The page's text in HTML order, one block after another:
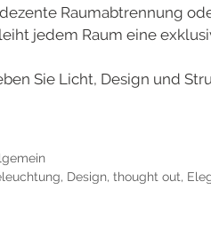
Raumabtrennung
jedem Raum eine
Sie Licht, Design und
, Design, thought out,